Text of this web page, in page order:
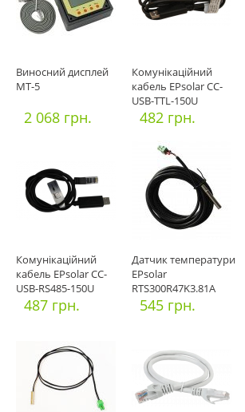
Виносний дисплей
MТ-5
2 068 грн.
Комунікаційний
кабель EPsolar CC-
USB-TTL-150U
482 грн.
Комунікаційний
кабель EPsolar CC-
USB-RS485-150U
487 грн.
Датчик температури
EPsolar
RTS300R47K3.81A
545 грн.